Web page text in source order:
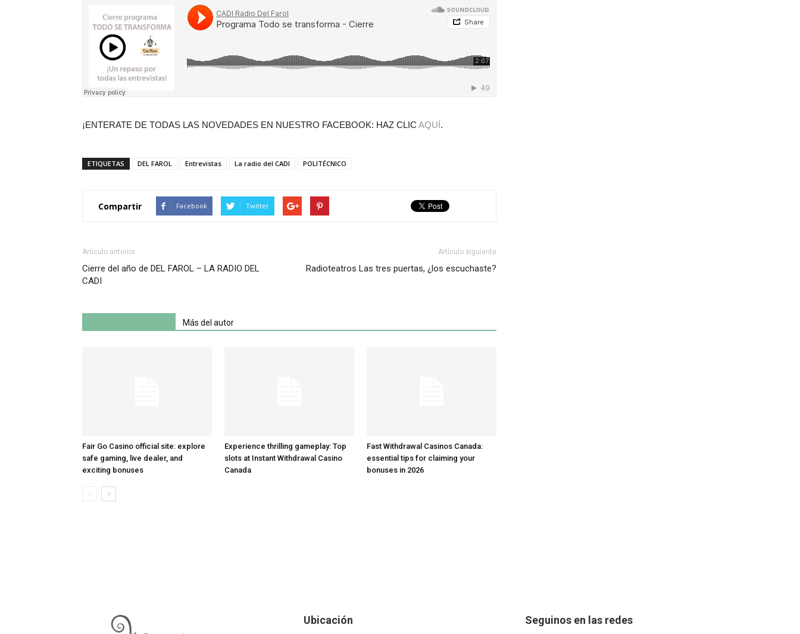
¡ENTERATE DE TODAS LAS NOVEDADES EN NUESTRO FACEBOOK: HAZ CLIC AQUÍ.
ETIQUETAS DEL FAROL Entrevistas La radio del CADI POLITÉCNICO
Compartir Facebook Twitter
Artículo anterior
Cierre del año de DEL FAROL – LA RADIO DEL
CADI
Artículo siguiente
Radioteatros Las tres puertas, ¿los escuchaste?
Más del autor
Fair Go Casino official site: explore
safe gaming, live dealer, and
exciting bonuses
Experience thrilling gameplay: Top
slots at Instant Withdrawal Casino
Canada
Fast Withdrawal Casinos Canada:
essential tips for claiming your
bonuses in 2026
Ubicación Seguinos en las redes